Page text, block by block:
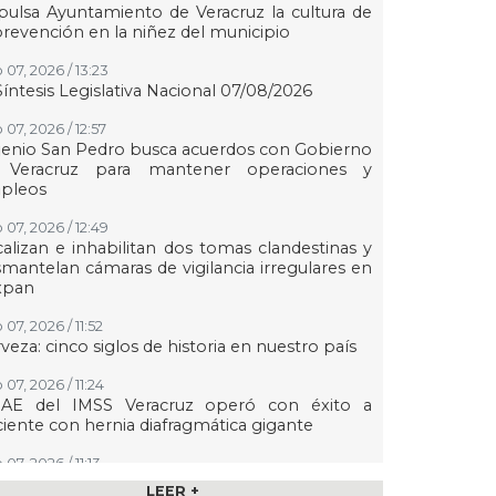
Ayuntamiento de Veracruz la cultura de
en la niñez del municipio
07, 2026 / 13:23
Legislativa Nacional 07/08/2026
2026 / 12:57
San Pedro busca acuerdos con Gobierno
Veracruz para mantener operaciones y
07, 2026 / 12:49
e inhabilitan dos tomas clandestinas y
cámaras de vigilancia irregulares en
2026 / 11:52
cinco siglos de historia en nuestro país
2026 / 11:24
del IMSS Veracruz operó con éxito a
con hernia diafragmática gigante
07, 2026 / 11:13
suplente de Ixhuatlán del Sureste dice
LEER +